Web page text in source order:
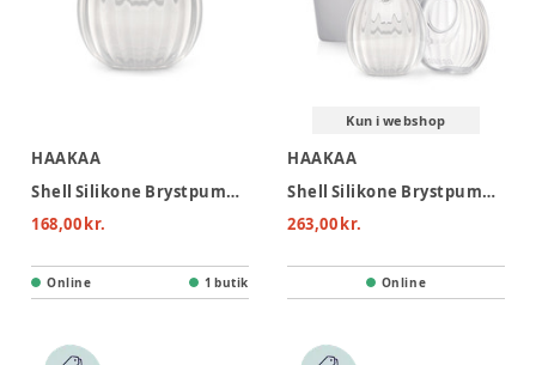
HAAKAA
Shell Silikone Brystpumpe/opsamler 75ml
168,00 kr.
Online 1 butik
Kun i webshop
HAAKAA
Shell Silikone Brystpumpe/opsamler 75ml - 2-pak
263,00 kr.
Online